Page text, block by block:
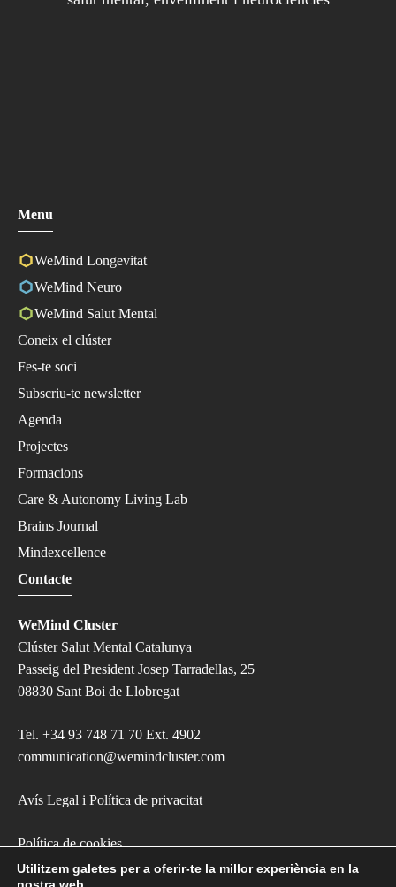
Menu
WeMind Longevitat
WeMind Neuro
WeMind Salut Mental
Coneix el clúster
Fes-te soci
Subscriu-te newsletter
Agenda
Projectes
Formacions
Care & Autonomy Living Lab
Brains Journal
Mindexcellence
Contacte
WeMind Cluster
Clúster Salut Mental Catalunya
Passeig del President Josep Tarradellas, 25
08830 Sant Boi de Llobregat
Tel. +34 93 748 71 70 Ext. 4902
communication@wemindcluster.com
Avís Legal i Política de privacitat
Política de cookies
Utilitzem galetes per a oferir-te la millor experiència en la